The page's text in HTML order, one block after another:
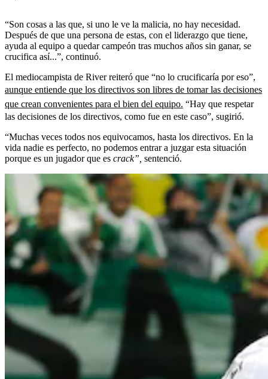
“Son cosas a las que, si uno le ve la malicia, no hay necesidad.
Después de que una persona de estas, con el liderazgo que tiene,
ayuda al equipo a quedar campeón tras muchos años sin ganar, se
crucifica así...”, continuó.
El mediocampista de River reiteró que “no lo crucificaría por eso”,
aunque entiende que los directivos son libres de tomar las decisiones
que crean convenientes para el bien del equipo. “Hay que respetar
las decisiones de los directivos, como fue en este caso”, sugirió.
“Muchas veces todos nos equivocamos, hasta los directivos. En la
vida nadie es perfecto, no podemos entrar a juzgar esta situación
porque es un jugador que es crack”, sentenció.